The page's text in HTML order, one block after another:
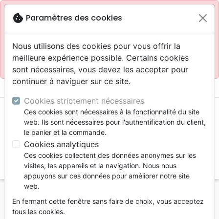
blockSite réservé aux professionnels
Accès pour les professionnels : Se connecter
Site pour le grand public : La Maison de la Bible
menu
Vous ne pouvez pas créer de nouvelle commande
depuis votre pays (United States).
cookie Paramètres des cookies
Nous utilisons des cookies pour vous offrir la
meilleure expérience possible. Certains cookies
sont nécessaires, vous devez les accepter pour
continuer à naviguer sur ce site.
Cookies strictement nécessaires
Ces cookies sont nécessaires à la fonctionnalité du site
web. Ils sont nécessaires pour l'authentification du client,
le panier et la commande.
Cookies analytiques
Ces cookies collectent des données anonymes sur les
visites, les appareils et la navigation. Nous nous
appuyons sur ces données pour améliorer notre site
web.
En fermant cette fenêtre sans faire de choix, vous acceptez
tous les cookies.